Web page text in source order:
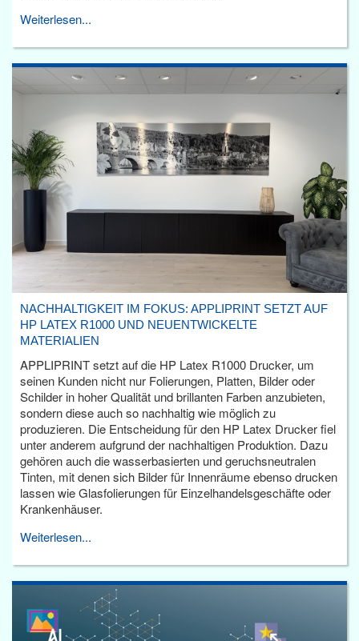
Weiterlesen...
NACHHALTIGKEIT IM FOKUS: APPLIPRINT SETZT AUF
HP LATEX R1000 UND NEUENTWICKELTE
MATERIALIEN
APPLIPRINT setzt auf die HP Latex R1000 Drucker, um
seinen Kunden nicht nur Folierungen, Platten, Bilder oder
Schilder in hoher Qualität und brillanten Farben anzubieten,
sondern diese auch so nachhaltig wie möglich zu
produzieren. Die Entscheidung für den HP Latex Drucker fiel
unter anderem aufgrund der nachhaltigen Produktion. Dazu
gehören auch die wasserbasierten und geruchsneutralen
Tinten, mit denen sich Bilder für Innenräume ebenso drucken
lassen wie Glasfolierungen für Einzelhandelsgeschäfte oder
Krankenhäuser.
Weiterlesen...